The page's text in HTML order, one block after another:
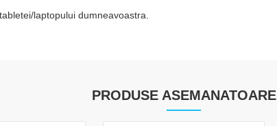
laptopului dumneavoastra.
PRODUSE ASEMANATOARE